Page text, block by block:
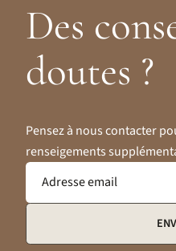
Des
doutes ?
Pensez à nous contacter
renseigements
Adresse email